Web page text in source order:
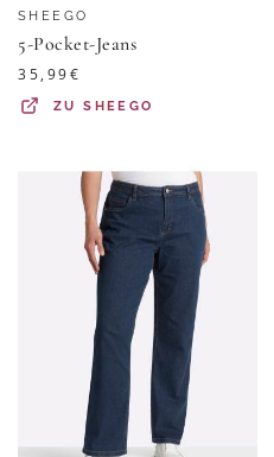
SHEEGO
5-Pocket-Jeans
35,99€
ZUSHEEGO